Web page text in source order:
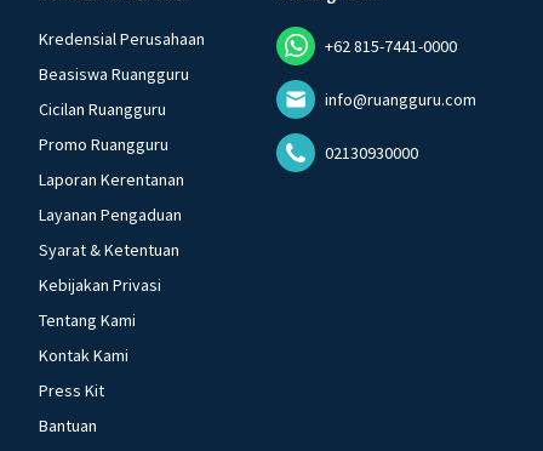
Kredensial Perusahaan
Beasiswa Ruangguru
Cicilan Ruangguru
Promo Ruangguru
Laporan Kerentanan
Layanan Pengaduan
Syarat & Ketentuan
Kebijakan Privasi
Tentang Kami
Kontak Kami
Press Kit
Bantuan
+62 815-7441-0000
info@ruangguru.com
02130930000